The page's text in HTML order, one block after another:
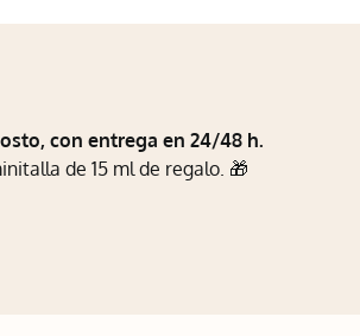
con entrega en 24/48 h.
de 15 ml de regalo. 🎁